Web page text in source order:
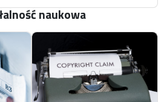
naukowa